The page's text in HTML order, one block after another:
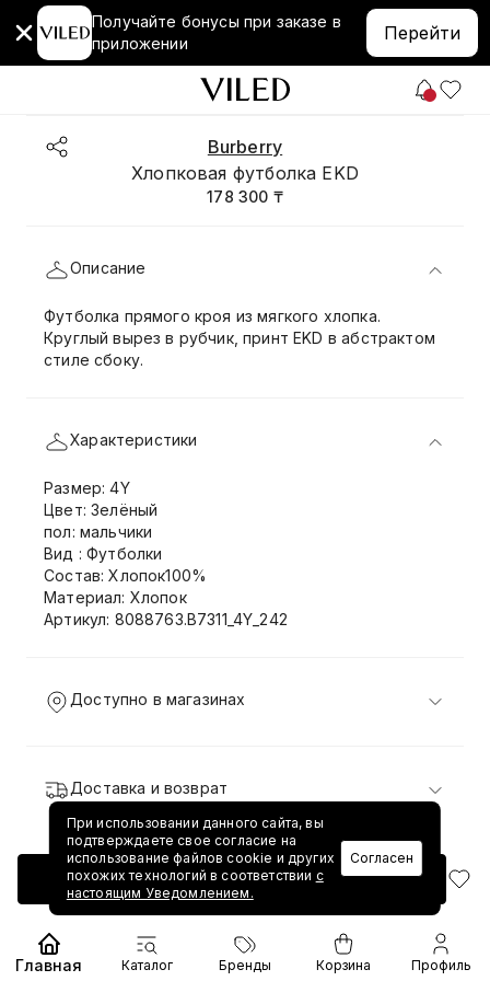
Получайте бонусы при заказе в
приложении
Перейти
Burberry
Хлопковая футболка EKD
178 300 ₸
Добавить в корзину
Описание
Футболка прямого кроя из мягкого хлопка.
Круглый вырез в рубчик, принт EKD в абстрактом
стиле сбоку.
Характеристики
Размер: 4Y
Цвет: Зелёный
пол: мальчики
Вид : Футболки
Состав: Хлопок100%
Материал: Хлопок
Артикул: 8088763.B7311_4Y_242
Доступно в магазинах
Доставка и возврат
При использовании данного сайта, вы
подтверждаете свое согласие на
использование файлов cookie и других
похожих технологий в соответствии с
настоящим Уведомлением.
Согласен
Главная Каталог Бренды Корзина Профиль